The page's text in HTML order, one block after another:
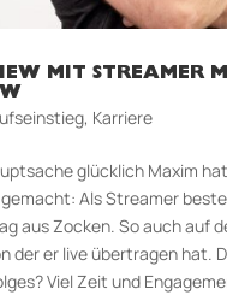
MIT STREAMER
, Karriere
glücklich Maxim
Als Streamer
aus Zocken. So auch auf
der er live übertragen hat.
Viel Zeit und